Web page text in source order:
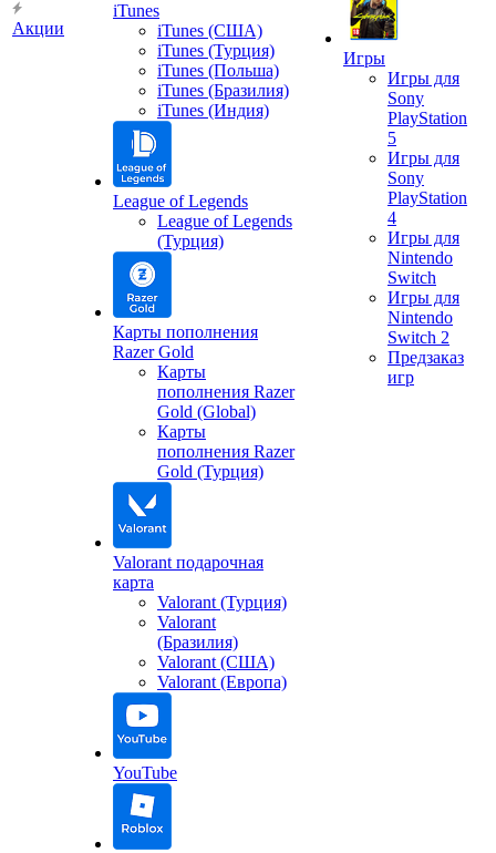
Акции
iTunes
iTunes (США)
iTunes (Турция)
iTunes (Польша)
iTunes (Бразилия)
iTunes (Индия)
League of Legends
League of Legends
(Турция)
Карты пополнения
Razer Gold
Карты
пополнения Razer
Gold (Global)
Карты
пополнения Razer
Gold (Турция)
Valorant подарочная
карта
Valorant (Турция)
Valorant
(Бразилия)
Valorant (США)
Valorant (Европа)
YouTube
Игры
Игры для
Sony
PlayStation
5
Игры для
Sony
PlayStation
4
Игры для
Nintendo
Switch
Игры для
Nintendo
Switch 2
Предзаказ
игр